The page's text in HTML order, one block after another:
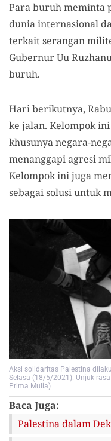
Para buruh meminta
dunia internasional
terkait serangan
Gubernur Uu
buruh.
Hari berikutnya,
ke jalan. Kelompok
khusunya negara-
menanggapi agresi
Kelompok ini juga
sebagai solusi untuk
Aksi solidaritas Palestina
Selasa (18/5/2021). Unjuk
Prima Mulia)
Baca Juga:
Palestina dalam